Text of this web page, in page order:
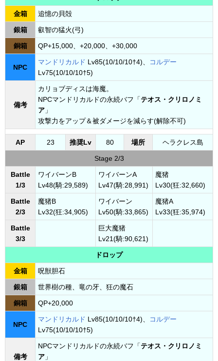
金箱 追憶の貝殻
銀箱 叡智の猛火(弓)
銅箱 QP+15,000、+20,000、+30,000
NPC
マンドリカルド Lv85(10/10/10†4)、
コルデー
Lv75(10/10/10†5)
備考
カリョブディスは海魔。
NPCマンドリカルドの永続バフ「テオス・クリロノミ
ア 」
攻撃力をアップ＆被ダメージを減らす(解除不可)
AP 23 推奨Lv 80 場所 ヘラクレス島
Stage 2/3
Battle
1/3
ワイバーンB
Lv48(騎:29,589)
ワイバーンA
Lv47(騎:28,991)
魔猪
Lv30(狂:32,660)
Battle
2/3
魔猪B
Lv32(狂:34,905)
ワイバーン
Lv50(騎:33,865)
魔猪A
Lv33(狂:35,974)
Battle
3/3
巨大魔猪
Lv21(騎:90,621)
ドロップ
金箱 呪獣胆石
銀箱 世界樹の種、竜の牙、狂の魔石
銅箱 QP+20,000
NPC
マンドリカルド Lv85(10/10/10†4)、
コルデー
Lv75(10/10/10†5)
備考
NPCマンドリカルドの永続バフ「テオス・クリロノミ
ア 」